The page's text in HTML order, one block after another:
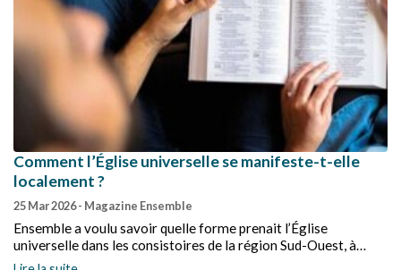
Comment l’Église universelle se manifeste-t-elle
localement ?
25 Mar 2026- Magazine Ensemble
Ensemble a voulu savoir quelle forme prenait l’Église
universelle dans les consistoires de la région Sud-Ouest, à
échelle locale. Pour réaliser cette enquête, nous avons donc